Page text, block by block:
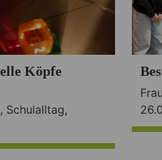
Köpfe
, Schulalltag,